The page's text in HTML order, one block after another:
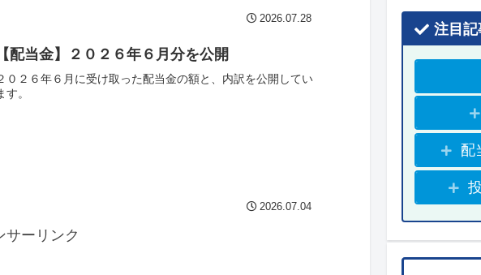
2026.07.28
配当金】２０２６年６月分を公開
０２６年６月に受け取った配当金の額と、内訳を公開してい
す。
2026.07.04
サーリンク
注目記
配